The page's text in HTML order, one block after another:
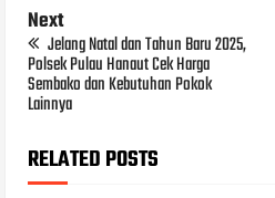
Next
Jelang Natal dan Tahun Baru 2025,
Polsek Pulau Hanaut Cek Harga
Sembako dan Kebutuhan Pokok
Lainnya
RELATED POSTS